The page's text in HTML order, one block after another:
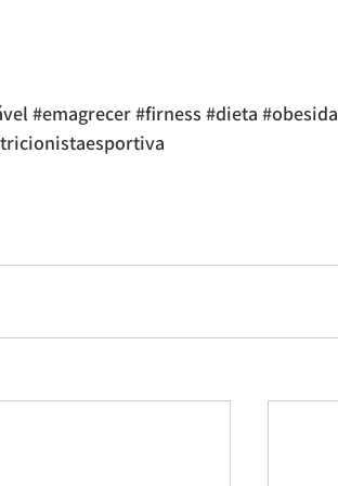
#emagrecer#firness #dieta